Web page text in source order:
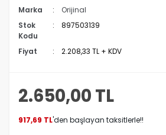
Marka
Orijinal
Stok
Kodu
897503139
Fiyat 2.208,33 TL + KDV
2.650,00 TL
917,69 TL'den başlayan taksitlerle!!